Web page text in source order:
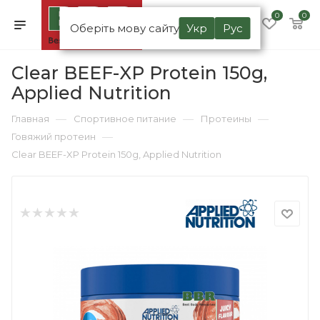
Оберіть мову сайту Укр Рус
0 0
Clear BEEF-XP Protein 150g,
Applied Nutrition
Главная — Спортивное питание — Протеины —
Говяжий протеин —
Clear BEEF-XP Protein 150g, Applied Nutrition